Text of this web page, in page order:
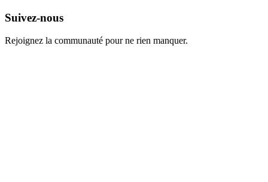
Suivez-nous
Rejoignez la communauté pour ne rien manquer.